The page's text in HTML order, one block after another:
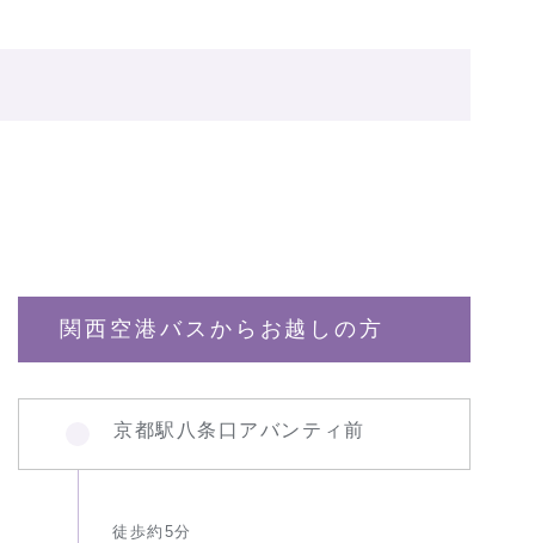
関西空港バスからお越しの方
京都駅八条口アバンティ前
徒歩約5分